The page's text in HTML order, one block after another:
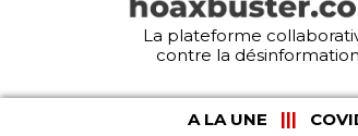
La plateforme
contre la désinformation
A LA UNE